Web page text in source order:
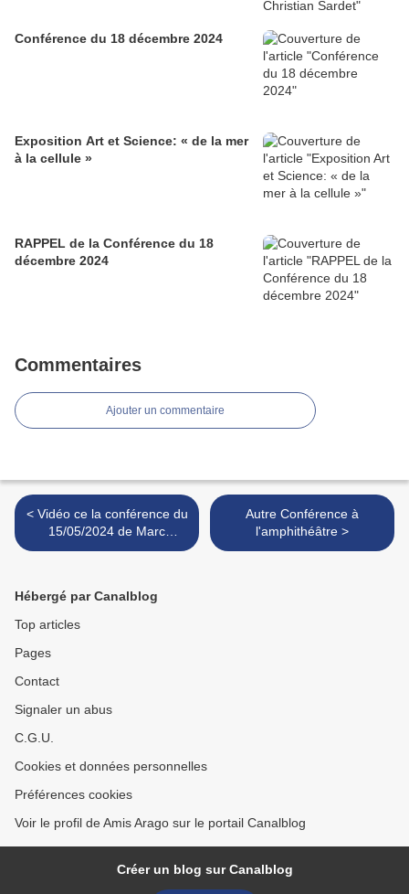
Conférence du 18 décembre 2024
Exposition Art et Science: « de la mer
à la cellule »
RAPPEL de la Conférence du 18
décembre 2024
Commentaires
Ajouter un commentaire
< Vidéo ce la conférence du
15/05/2024 de Marc
Besson: Ecotoxicologie
Autre Conférence à
l'amphithéâtre >
Hébergé par Canalblog
Top articles
Pages
Contact
Signaler un abus
C.G.U.
Cookies et données personnelles
Préférences cookies
Voir le profil de Amis Arago sur le portail Canalblog
Créer un blog sur Canalblog